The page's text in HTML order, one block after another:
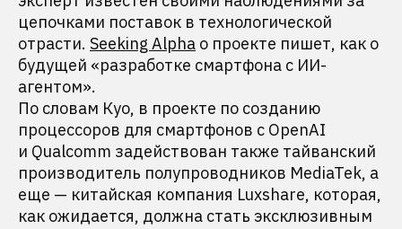
цепочками поставок в технологической
отрасти. Seeking Alpha о проекте пишет, как о
будущей «разработке смартфона с ИИ-
агентом».
По словам Куо, в проекте по созданию
процессоров для смартфонов с OpenAI
и Qualcomm задействован также тайванский
производитель полупроводников MediaTek, а
еще — китайская компания Luxshare, которая,
как ожидается, должна стать эксклюзивным